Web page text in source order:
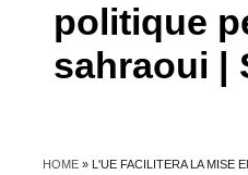
politique
sahraoui |
HOME » L'UE FACILITERA LA MISE